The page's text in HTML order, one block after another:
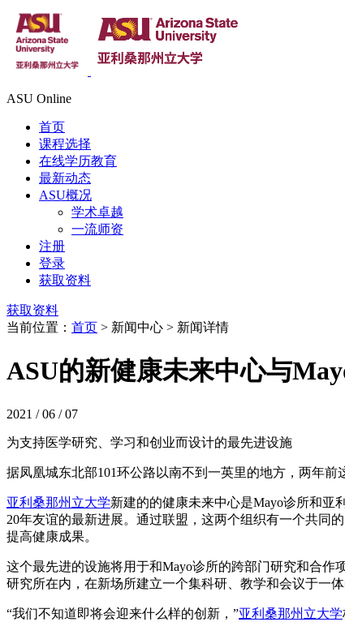
ASU Online
首页
课程选择
在线学历教育
最新动态
ASU概况
学术卓越
一流师资
注册
登录
获取资料
获取资料
当前位置： 首页 > 新闻中心 > 新闻详情
ASU的新健康未来中心与
2021 / 06 / 07
为支持医学研究、学习和创业而设计的最先进设施
据凤凰城东北部101环公路以南不到一英里的地方，两年
亚利桑那州立大学新建的的健康未来中心是Mayo诊所和亚
20年友谊的最新进展。通过联盟，这两个组织有一个共同
提高健康成果。
这个最先进的设施将用于和Mayo诊所的跨部门研究和合作
研究所在内，在新场所建立一个集科研、教学和会议于一体
“我们不知道即将会迎来什么样的创新，”亚利桑那州立大学